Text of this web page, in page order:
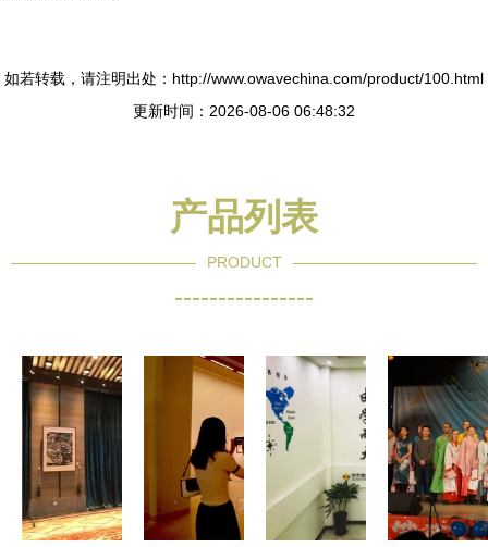
如若转载，请注明出处：http://www.owavechina.com/product/100.html
更新时间：2026-08-06 06:48:32
产品列表
PRODUCT
----------------